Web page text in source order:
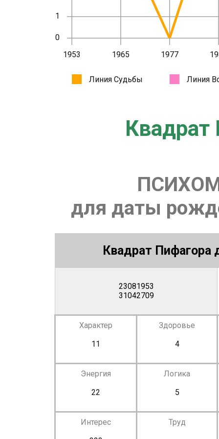
Квадрат
для даты
Квадрат Пифагора
23081953
31042709
Характер
11
Здоровье
4
Энергия
22
Логика
5
Интерес
Труд